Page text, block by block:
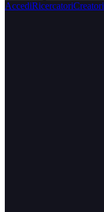
AccediRicercatoriCreatori